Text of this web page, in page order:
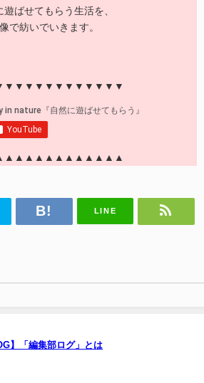
遊ばせてもらう生活を、
で紡いでいきます。
LINE
】「編集部ログ」とは